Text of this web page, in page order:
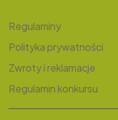
Regulaminy
Polityka prywatności
Zwroty i reklamacje
Regulamin konkursu